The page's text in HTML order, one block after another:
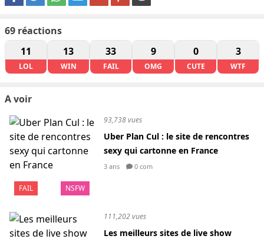
69 réactions
11
LOL
13
WIN
33
FAIL
9
OMG
0
CUTE
3
WTF
A voir
FAIL NSFW
93,738 vues
Uber Plan Cul : le site de rencontres
sexy qui cartonne en France
3 ans 0 com
111,202 vues
Les meilleurs sites de live show